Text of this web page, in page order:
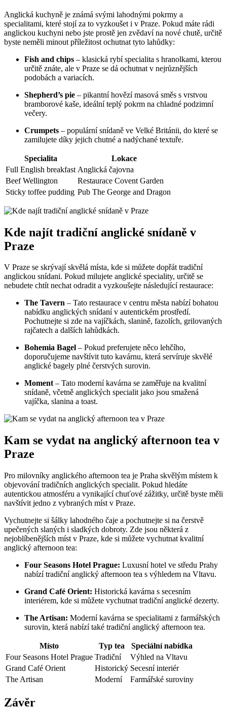
Anglická kuchyně je známá svými lahodnými pokrmy a
specialitami, které stojí za to vyzkoušet i v Praze. Pokud máte rádi
anglickou kuchyni nebo jste prostě jen zvědaví na nové chutě, určitě
byste neměli minout příležitost ochutnat tyto lahůdky:
Fish and chips – klasická rybí specialita s hranolkami, kterou
určitě znáte, ale v Praze se dá ochutnat v nejrůznějších
podobách a variacích.
Shepherd’s pie – pikantní hovězí masová směs s vrstvou
bramborové kaše, ideální teplý pokrm na chladné podzimní
večery.
Crumpets – populární snídaně ve Velké Británii, do které se
zamilujete díky jejich chutné a nadýchané textuře.
Specialita
Lokace
Full English breakfast Anglická čajovna
Beef Wellington
Restaurace Covent Garden
Sticky toffee pudding Pub The George and Dragon
Kde najít tradiční anglické snídaně v
Praze
V Praze se skrývají skvělá místa, kde si můžete dopřát tradiční
anglickou snídani. Pokud milujete anglické speciality, určitě se
nebudete chtít nechat odradit a vyzkoušejte následující restaurace:
The Tavern – Tato restaurace v centru města nabízí bohatou
nabídku anglických snídaní v autentickém prostředí.
Pochutnejte si zde na vajíčkách, slanině, fazolích, grilovaných
rajčatech a dalších lahůdkách.
Bohemia Bagel – Pokud preferujete něco lehčího,
doporučujeme navštívit tuto kavárnu, která servíruje skvělé
anglické bagely plné čerstvých surovin.
Moment– Tato moderní kavárna se zaměřuje na kvalitní
snídaně, včetně anglických specialit jako jsou smažená
vajíčka, slanina a toast.
Kam se vydat na anglický afternoon tea v
Praze
Pro milovníky anglického afternoon tea je Praha skvělým místem k
objevování tradičních anglických specialit. Pokud hledáte
autentickou atmosféru a vynikající chuťové zážitky, určitě byste měli
navštívit jedno z vybraných míst v Praze.
Vychutnejte si šálky lahodného čaje a pochutnejte si na čerstvě
upečených slaných i sladkých dobroty. Zde jsou některá z
nejoblíbenějších míst v Praze, kde si můžete vychutnat kvalitní
anglický afternoon tea:
Four Seasons Hotel Prague: Luxusní hotel ve středu Prahy
nabízí tradiční anglický afternoon tea s výhledem na Vltavu.
Grand Café Orient: Historická kavárna s secesním
interiérem, kde si můžete vychutnat tradiční anglické dezerty.
The Artisan: Moderní kavárna se specialitami z farmářských
surovin, která nabízí také tradiční anglický afternoon tea.
Místo Typ tea
Speciální nabídka
Four Seasons Hotel Prague Tradiční
Výhled na Vltavu
Grand Café Orient
Historický Secesní interiér
The Artisan
Moderní Farmářské suroviny
Závěr